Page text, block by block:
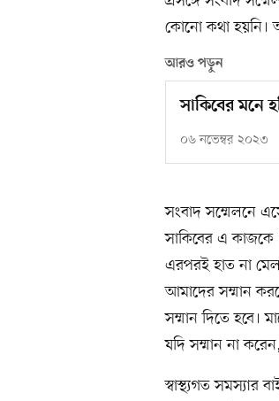
কোনো কথা হয়নি।
আরও পড়ুন
সাকিবের মনে
০৬ নভেম্বর ২০২৩
সংবাদ সম্মেলনে
সাকিবের এ কাজকে
এরপরই হাত না
আমাদের সম্মান
সম্মান দিতে হবে।
যদি সম্মান না
স্বাস্থ্যগত সমস্যার